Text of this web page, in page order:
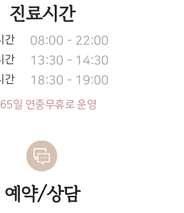
진료시간
간 08:00 - 22:00
간 13:30 - 14:30
간 18:30 - 19:00
일 연중무휴로 운영
예약/상담